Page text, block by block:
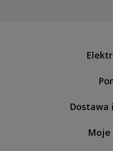
Dostawa